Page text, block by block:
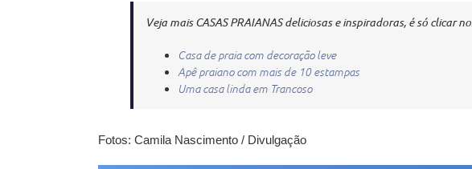
Veja mais CASAS PRAIANAS deliciosas e inspiradoras, é só clicar
Casa de praia com decoração leve
Apê praiano com mais de 10 estampas
Uma casa linda em Trancoso
Fotos: Camila Nascimento / Divulgação